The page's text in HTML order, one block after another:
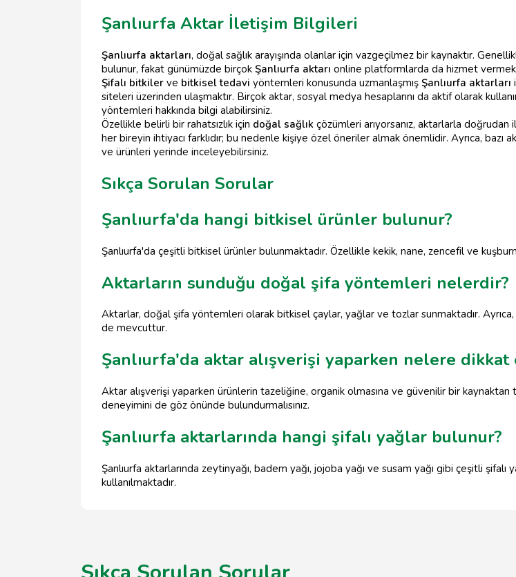
Şanlıurfa Aktar İletişim Bilgileri
Şanlıurfa aktarları, doğal sağlık arayışında olanlar için vazgeçilmez bir kaynaktır.
bulunur, fakat günümüzde birçok Şanlıurfa aktarı online platformlarda da hizmet
Şifalı bitkiler ve bitkisel tedavi yöntemleri konusunda uzmanlaşmış Şanlıurfa aktarları
siteleri üzerinden ulaşmaktır. Birçok aktar, sosyal medya hesaplarını da aktif olarak
yöntemleri hakkında bilgi alabilirsiniz.
Özellikle belirli bir rahatsızlık için doğal sağlık çözümleri arıyorsanız, aktarlarla doğrudan
her bireyin ihtiyacı farklıdır; bu nedenle kişiye özel öneriler almak önemlidir. Ayrıca, bazı
ve ürünleri yerinde inceleyebilirsiniz.
Sıkça Sorulan Sorular
Şanlıurfa'da hangi bitkisel ürünler bulunur?
Şanlıurfa'da çeşitli bitkisel ürünler bulunmaktadır. Özellikle kekik, nane, zencefil ve
Aktarların sunduğu doğal şifa yöntemleri nelerdir?
Aktarlar, doğal şifa yöntemleri olarak bitkisel çaylar, yağlar ve tozlar sunmaktadır.
de mevcuttur.
Şanlıurfa'da aktar alışverişi yaparken nelere
Aktar alışverişi yaparken ürünlerin tazeliğine, organik olmasına ve güvenilir bir
deneyimini de göz önünde bulundurmalısınız.
Şanlıurfa aktarlarında hangi şifalı yağlar bulunur?
Şanlıurfa aktarlarında zeytinyağı, badem yağı, jojoba yağı ve susam yağı gibi çeşitli
kullanılmaktadır.